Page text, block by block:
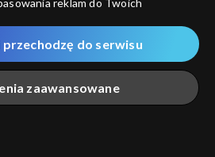
reklam do Twoich
a także zgody na udostępnianie
do Google.
podczas odwiedzania przez
serwisówzwanych dalej
zapisywane za pomocą
zaawansowane
do serwisu